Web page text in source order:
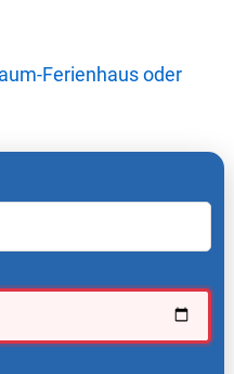
Ferienhaus oder